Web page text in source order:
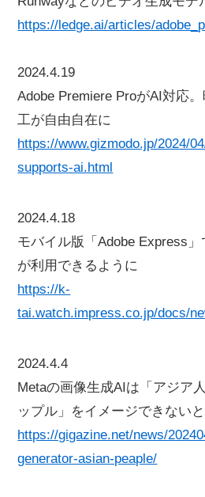
https://ledge.ai/articles/
2024.4.19
Adobe Premiere ProがAI対応
工が自由自在に
https://www.gizmodo.jp/2024/
supports-ai.html
2024.4.18
モバイル版「Adobe Express」
が利用できるように
https://k-
tai.watch.impress.co.jp/docs/
2024.4.4
Metaの画像生成AIは「アジア
ップル」をイメージできない
https://gigazine.net/news/
generator-asian-peaple/